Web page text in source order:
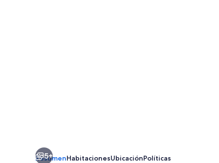
5+
ResumenHabitacionesUbicaciónPolíticas